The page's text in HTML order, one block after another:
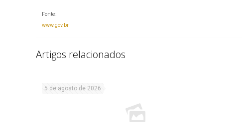
Fonte:
www.gov.br
Artigos relacionados
5 de agosto de 2026